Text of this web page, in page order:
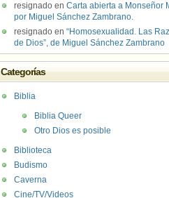
resignado en Carta abierta a Monseñor
por Miguel Sánchez Zambrano.
resignado en “Homosexualidad. Las
de Dios”, de Miguel Sánchez Zambrano
Categorías
Biblia
Biblia Queer
Otro Dios es posible
Biblioteca
Budismo
Caverna
Cine/TV/Videos